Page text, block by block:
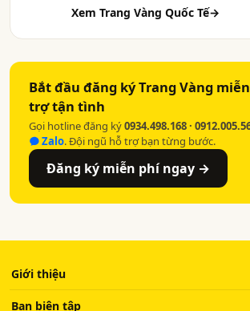
Xem Trang Vàng Quốc Tế→
Bắt đầu đăng ký Trang Vàng
trợ tận tình
Gọi hotline đăng ký0934.498.168 ·
Zalo. Đội ngũ hỗ trợ bạn từng bước.
Đăng ký miễn phí ngay →
Giới thiệu
Ban biên tập